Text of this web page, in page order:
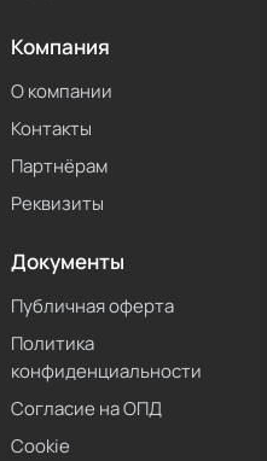
Компания
О компании
Контакты
Партнёрам
Реквизиты
Документы
Публичная оферта
Политика
конфиденциальности
Согласие на ОПД
Cookie